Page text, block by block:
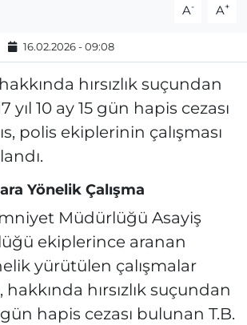
A- A+
16.02.2026 - 09:08
hırsızlık suçundan
yıl 10 ay 15 gün hapis cezası
polis ekiplerinin çalışması
Yönelik Çalışma
Müdürlüğü Asayiş
ekiplerince aranan
yürütülen çalışmalar
hırsızlık suçundan
gün hapis cezası bulunan T.B.